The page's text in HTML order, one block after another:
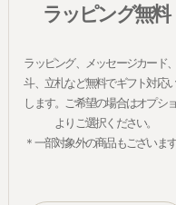
ラッピング無料
ラッピング、メッセージカード
斗、立札など無料でギフト対応
します。ご希望の場合はオプシ
よりご選択ください。
＊一部対象外の商品もございます